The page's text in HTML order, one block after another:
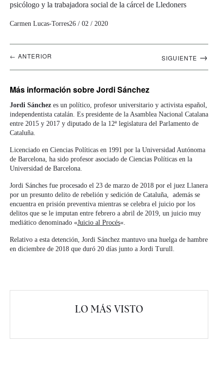
psicólogo y la trabajadora social de la cárcel de Lledoners
Carmen Lucas-Torres26 / 02 / 2020
Navegación
artículos
SIGUIENTE →
← ANTERIOR
Más información sobre Jordi Sánchez
Jordi Sánchez es un político, profesor universitario y activista español,
independentista catalán. Es presidente de la Asamblea Nacional Catalana
entre 2015 y 2017 y diputado de la 12ª legislatura del Parlamento de
Cataluña.
Licenciado en Ciencias Políticas en 1991 por la Universidad Autónoma
de Barcelona, ha sido profesor asociado de Ciencias Políticas en la
Universidad de Barcelona.
Jordi Sánches fue procesado el 23 de marzo de 2018 por el juez Llanera
por un presunto delito de rebelión y sedición de Cataluña, además se
encuentra en prisión preventiva mientras se celebra el juicio por los
delitos que se le imputan entre febrero a abril de 2019, un juicio muy
mediático denominado «Juicio al Procés«.
Relativo a esta detención, Jordi Sánchez mantuvo una huelga de hambre
en diciembre de 2018 que duró 20 días junto a Jordi Turull.
LO MÁS VISTO